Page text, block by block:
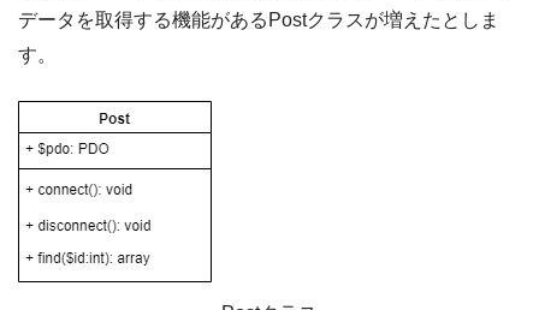
データを取得する機能があるPostクラスが増えたとしま
す。